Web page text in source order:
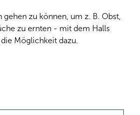
gehen zu können, um z. B. Obst,
zu ernten - mit dem Halls
Möglichkeit dazu.